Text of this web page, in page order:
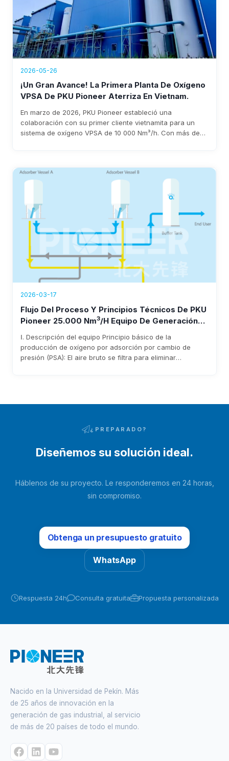
2026-05-26
¡Un Gran Avance! La Primera Planta De Oxígeno
VPSA De PKU Pioneer Aterriza En Vietnam.
En marzo de 2026, PKU Pioneer estableció una
colaboración con su primer cliente vietnamita para un
sistema de oxígeno VPSA de 10 000 Nm³/h. Con más de
0,3 kWh/Nm³ y un ahorro anual de entre 1 TP5T3 y 8
millones de dólares.
2026-03-17
Flujo Del Proceso Y Principios Técnicos De PKU
Pioneer 25.000 Nm3/h Equipo De Generación
De Oxígeno
Ⅰ. Descripción del equipo Principio básico de la
producción de oxígeno por adsorción por cambio de
presión (PSA): El aire bruto se filtra para eliminar
¿PREPARADO?
Diseñemos su solución ideal.
Háblenos de su proyecto. Le responderemos en 24 horas,
sin compromiso.
Obtenga un presupuesto gratuito
WhatsApp
Respuesta 24h Consulta gratuita Propuesta personalizada
Nacido en la Universidad de Pekín. Más
de 25 años de innovación en la
generación de gas industrial, al servicio
de más de 20 países de todo el mundo.